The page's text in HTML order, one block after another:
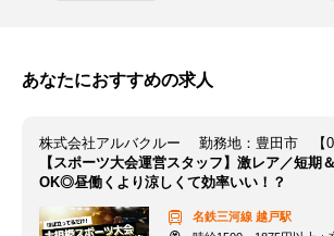
あなたにおすすめの求人
株式会社アルバクルー 勤務地：豊田市 【
【スポーツ大会運営スタッフ】激レア／短期
OK◎昼働くより涼しくて効率いい！？
名鉄三河線 越戸駅